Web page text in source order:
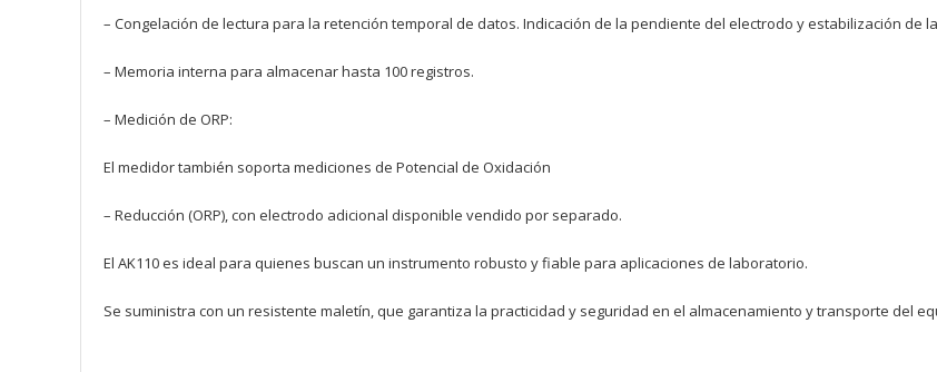
– Congelación de lectura para la retención temporal de datos. Indicación de la pendiente del electrodo y estabilización de
– Memoria interna para almacenar hasta 100 registros.
– Medición de ORP:
El medidor también soporta mediciones de Potencial de Oxidación
– Reducción (ORP), con electrodo adicional disponible vendido por separado.
El AK110 es ideal para quienes buscan un instrumento robusto y fiable para aplicaciones de laboratorio.
Se suministra con un resistente maletín, que garantiza la practicidad y seguridad en el almacenamiento y transporte del